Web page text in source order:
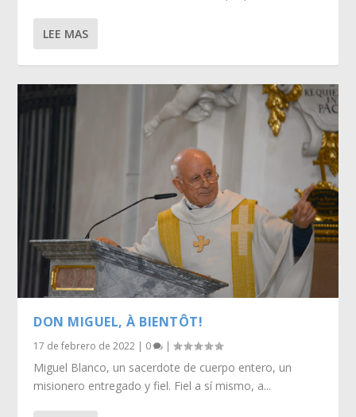
LEE MAS
DON MIGUEL, À BIENTÔT!
17 de febrero de 2022 | 0 |
Miguel Blanco, un sacerdote de cuerpo entero, un
misionero entregado y fiel. Fiel a sí mismo, a...